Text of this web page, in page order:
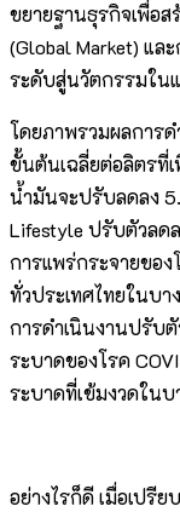
ขยายฐานธุรกิจเพื่อส
(Global Market) แล
ระดับสู่นวัตกรรมใน
โดยภาพรวมผลการ
ขั้นต้นเฉลี่ยต่อลิตรที่
น้ำมันจะปรับลดลง
Lifestyle ปรับตัวลด
การแพร่กระจายของ
ทั่วประเทศไทยในบ
การดำเนินงานปรับ
ระบาดของโรค
ระบาดที่เข้มงวดในบ
อย่างไรก็ดี เมื่อเปรี